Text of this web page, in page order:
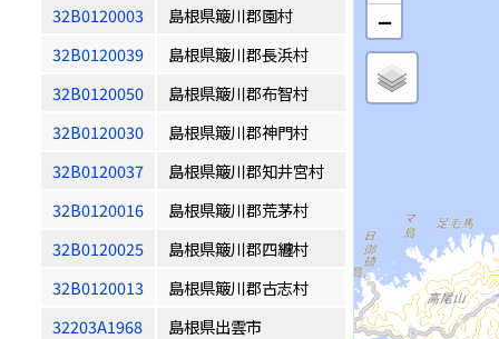
32B0120003
島根県簸川郡園村
32B0120039
島根県簸川郡長浜村
32B0120050
島根県簸川郡布智村
32B0120030
島根県簸川郡神門村
32B0120037
島根県簸川郡知井宮村
32B0120016
島根県簸川郡荒茅村
32B0120025
島根県簸川郡四纏村
32B0120013
島根県簸川郡古志村
32203A1968
島根県出雲市
−